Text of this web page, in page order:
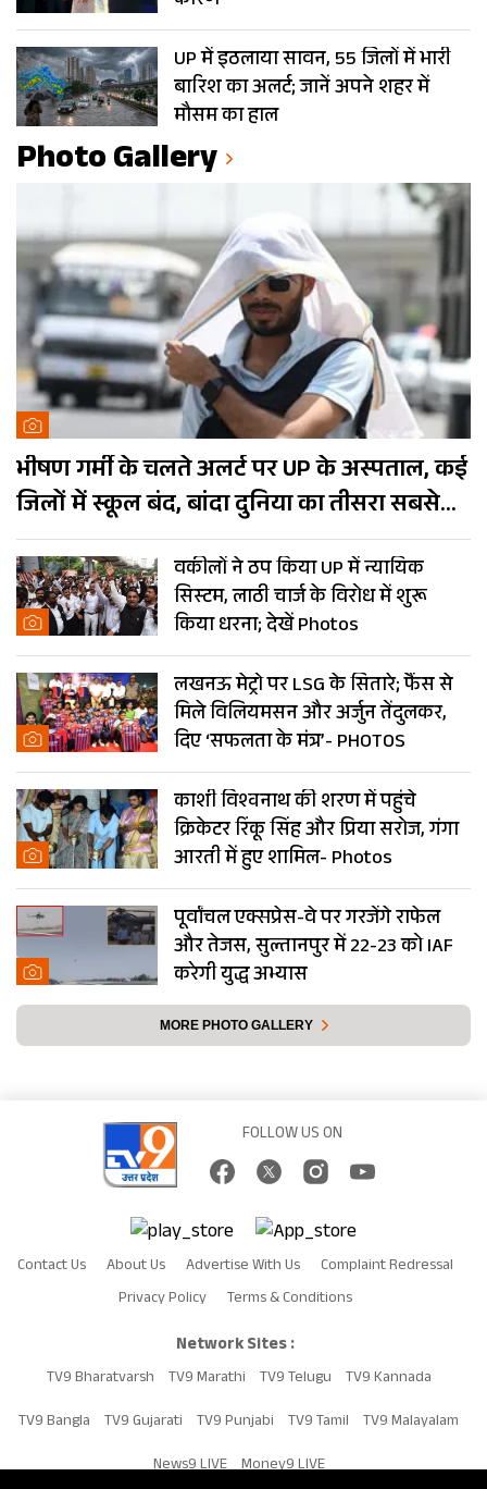
UP में इठलाया सावन, 55 जिलों में भारी
बारिश का अलर्ट; जानें अपने शहर में
मौसम का हाल
Photo Gallery
भीषण गर्मी के चलते अलर्ट पर UP के अस्पताल, कई
जिलों में स्कूल बंद, बांदा दुनिया का तीसरा सबसे
गर्म शहर
वकीलों ने ठप किया UP में न्यायिक
सिस्टम, लाठी चार्ज के विरोध में शुरू
किया धरना; देखें Photos
लखनऊ मेट्रो पर LSG के सितारे; फैंस से
मिले विलियमसन और अर्जुन तेंदुलकर,
दिए ‘सफलता के मंत्र’- PHOTOS
काशी विश्वनाथ की शरण में पहुंचे
क्रिकेटर रिंकू सिंह और प्रिया सरोज, गंगा
आरती में हुए शामिल- Photos
पूर्वांचल एक्सप्रेस-वे पर गरजेंगे राफेल
और तेजस, सुल्तानपुर में 22-23 को IAF
करेगी युद्ध अभ्यास
MORE PHOTO GALLERY
FOLLOW US ON
Contact Us About Us Advertise With Us
Complaint Redressal
Privacy Policy
Terms & Conditions
Network Sites :
TV9 Bharatvarsh TV9 Marathi TV9 Telugu TV9 Kannada
TV9 Bangla TV9 Gujarati TV9 Punjabi TV9 Tamil TV9 Malayalam
News9 LIVE Money9 LIVE